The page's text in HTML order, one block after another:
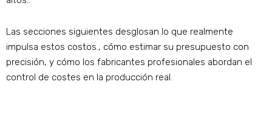
Las secciones siguientes desglosan lo que realmente
impulsa estos costos., cómo estimar su presupuesto con
precisión, y cómo los fabricantes profesionales abordan el
control de costes en la producción real.